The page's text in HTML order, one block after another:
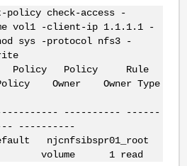
check-access -
vol1 -client-ip 1.1.1.1 -
sys -protocol nfs3 -
Rule
Owner Type
---------- ------
----------
1 read